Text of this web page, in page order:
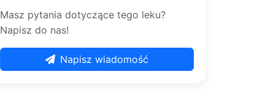
Masz pytania dotyczące tego leku?
Napisz do nas!
Napisz wiadomość